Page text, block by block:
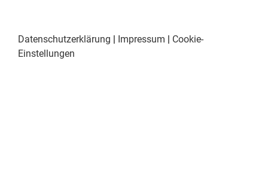
Datenschutzerklärung Impressum
Cookie-
Einstellungen